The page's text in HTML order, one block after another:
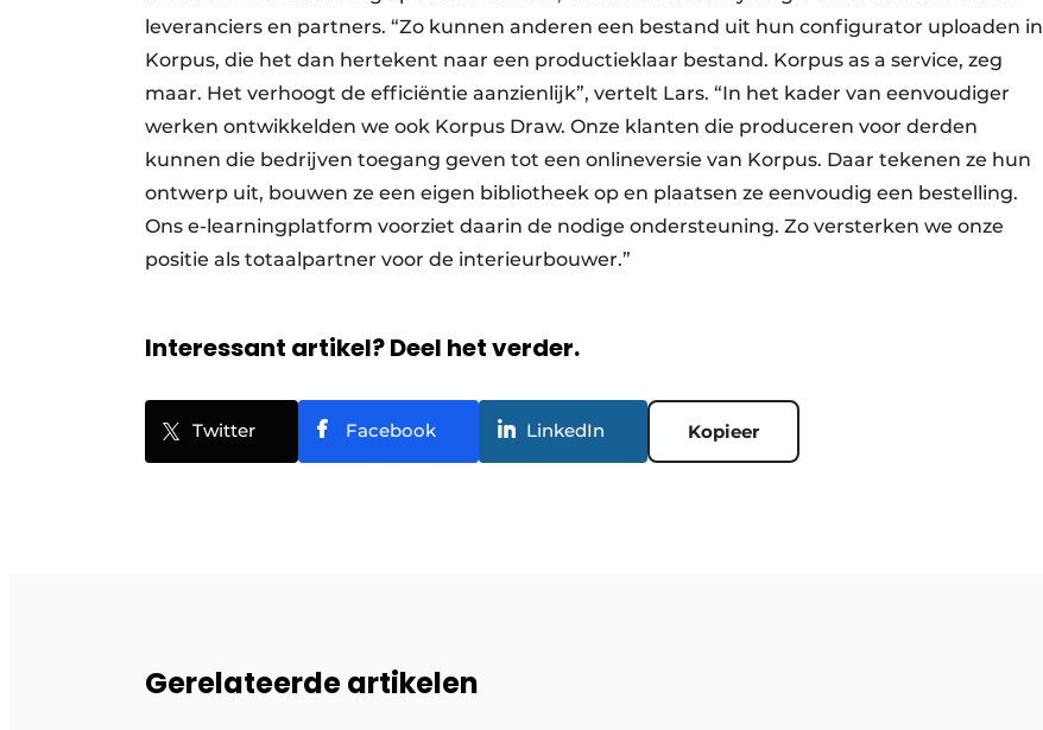
leveranciers en partners. “Zo kunnen anderen een bestand uit hun configurator uploaden in
Korpus, die het dan hertekent naar een productieklaar bestand. Korpus as a service, zeg
maar. Het verhoogt de efficiëntie aanzienlijk”, vertelt Lars. “In het kader van eenvoudiger
werken ontwikkelden we ook Korpus Draw. Onze klanten die produceren voor derden
kunnen die bedrijven toegang geven tot een onlineversie van Korpus. Daar tekenen ze hun
ontwerp uit, bouwen ze een eigen bibliotheek op en plaatsen ze eenvoudig een bestelling.
Ons e-learningplatform voorziet daarin de nodige ondersteuning. Zo versterken we onze
positie als totaalpartner voor de interieurbouwer.”
Interessant artikel? Deel het verder.
Twitter Facebook LinkedIn Kopieer
Gerelateerde artikelen